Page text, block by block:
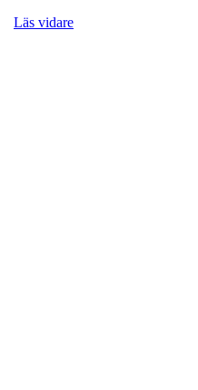
Läs vidare